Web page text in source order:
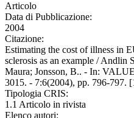
Articolo
Data di Pubblicazione:
2004
Citazione:
Estimating the cost of illness in
sclerosis as an example /
Maura; Jonsson, B.. - In:
3015. - 7:6(2004), pp. 796-797.
Tipologia CRIS:
1.1 Articolo in rivista
Elenco autori: